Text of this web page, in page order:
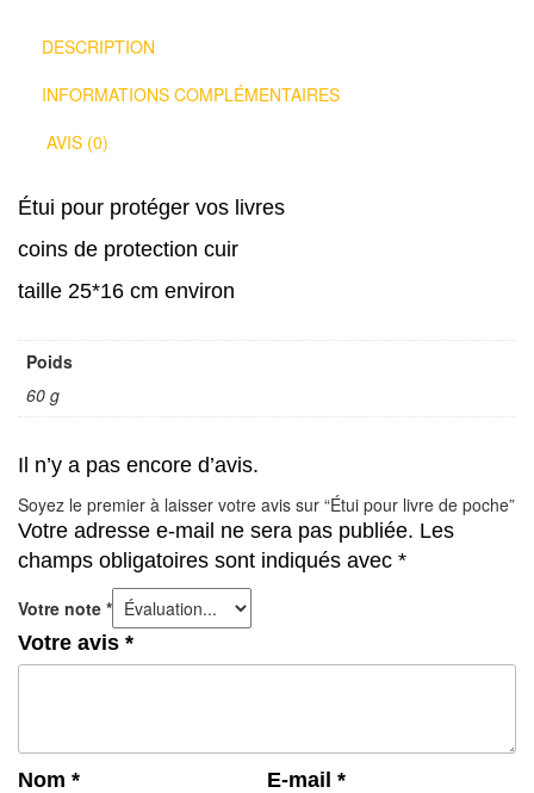
DESCRIPTION
INFORMATIONS COMPLÉMENTAIRES
AVIS (0)
Étui pour protéger vos livres
coins de protection cuir
taille 25*16 cm environ
Poids
60 g
Il n’y a pas encore d’avis.
Soyez le premier à laisser votre avis sur “Étui pour livre de poche”
Votre adresse e-mail ne sera pas publiée. Les
champs obligatoires sont indiqués avec *
Votre note *
Votre avis *
Nom * E-mail *